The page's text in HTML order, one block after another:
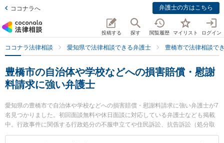
ココナラへ 弁護士の方はこちら
投稿する 探す 閲覧履歴 マイリスト ログイン
ココナラ法律相談 愛知県で法律相談できる弁護士 豊橋市で法律相談で
豊橋市の自治体や学校などへの損害賠償・慰謝
料請求に強い弁護士
愛知県の豊橋市で自治体や学校などへの損害賠償・慰謝料請求に強い弁護士が7
名見つかりました。初回面談無料や休日面談に対応している弁護士なども掲載
中。行政事件に関係する行政処分の不服申立てや住民訴訟、抗告訴訟（処分取
り消し等）等の細かな分野での絞り込み検索もでき便利です。特に旭合同法律